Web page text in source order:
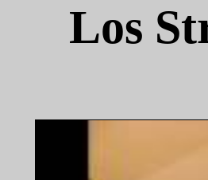
Los